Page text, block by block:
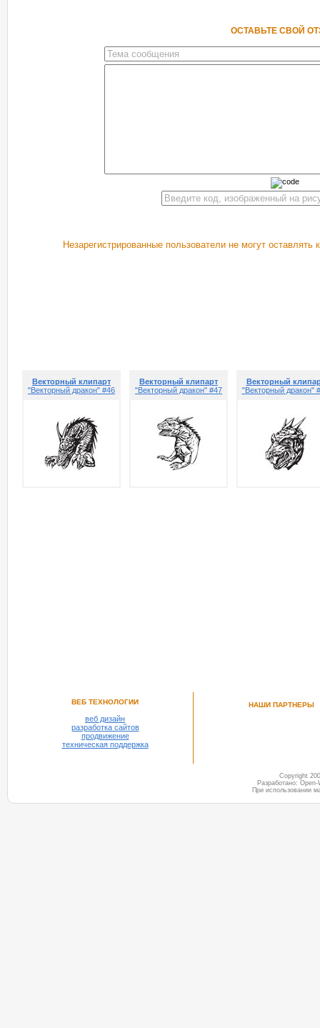
ОСТАВЬТЕ СВОЙ
Незарегистрированные пользователи не могут
Векторный клипарт
"Векторный дракон" #46
Векторный клипарт
"Векторный дракон" #47
Векторный
"Векторный дракон"
ВЕБ ТЕХНОЛОГИИ
веб дизайн
разработка сайтов
продвижение
техническая поддержка
НАШИ ПАРТНЕРЫ
Copyright
Разработано:
При использовании